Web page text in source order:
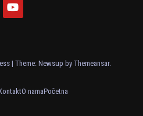
| Theme: Newsup by Themeansar.
O namaPočetna